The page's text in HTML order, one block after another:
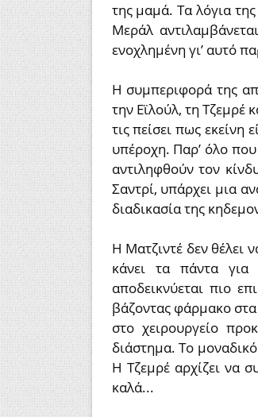
της μαμά. Τα λόγια
Μεράλ
ενοχλημένη γι’ αυτό
Η συμπεριφορά της
την Εϊλούλ, τη Τζεμρέ
τις πείσει πως εκείνη
υπέροχη. Παρ’ όλο
αντιληφθούν τον
Σαντρί, υπάρχει μια
διαδικασία της
Η Ματζιντέ δεν θέλει
κάνει τα πάντα
αποδεικνύεται πιο
βάζοντας φάρμακο στα
στο χειρουργείο
διάστημα. Το
Η Τζεμρέ αρχίζει να
καλά...